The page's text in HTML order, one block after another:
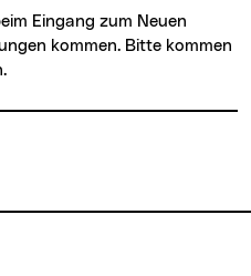
kommen. Bitte kommen